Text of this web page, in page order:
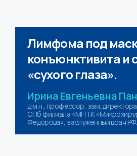
Лимфома под
конъюнктивита и
«сухого глаза».
Ирина Евгеньевна
д.м.н., профессор, зам.
СПб филиала «МНТК
Федорова», заслуженный врач РФ.